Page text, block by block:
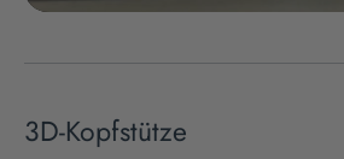
3D-Kopfstütze